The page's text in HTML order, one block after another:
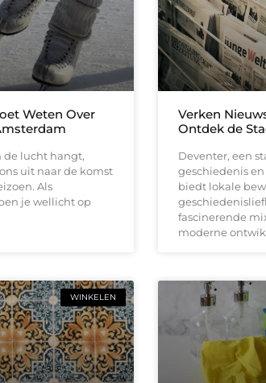
Weten Over
de lucht hangt,
uit naar de komst
Als
je wellicht op
Verken
Ontdek de
Deventer, een
geschiedenis
biedt lokale
fascinerende
moderne
WINKELEN